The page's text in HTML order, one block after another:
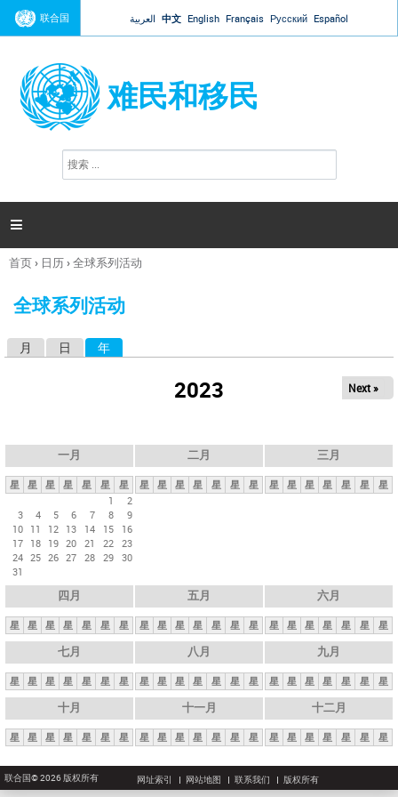
Jump to navigation
联合国 العربية 中文 English Français Русский Español
难民和移民
搜
索

你
这
首页› 日历›全球系列活动
全球系列活动
月 日 年
2023 Next »
一月
星 星 星 星 星 星
星
1
2
3
4 5 6 7 8
9
10 11 12 13 14 15
16
17 18 19 20 21 22 23
24 25 26 27 28 29 30
31
二月
星 星 星 星 星 星 星
三月
星 星 星 星 星 星 星
四月
星 星 星 星 星 星 星
五月
星 星 星 星 星 星 星
六月
星 星 星 星 星 星 星
七月
星 星 星 星 星 星 星
八月
星 星 星 星 星 星 星
九月
星 星 星 星 星 星 星
十月
星 星 星 星 星 星 星
十一月
星 星 星 星 星 星 星
十二月
星 星 星 星 星 星 星
联合国© 2026 版权所有 网址索引 网站地图 联系我们 版权所有